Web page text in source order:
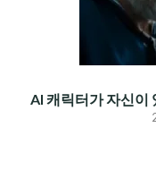
AI 캐릭터가 자신이